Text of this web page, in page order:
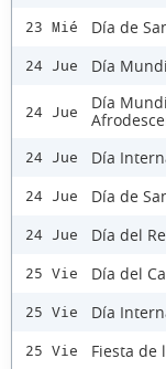
23 Mié Día de
24 Jue Día
24 Jue
Día
24 Jue Día
24 Jue Día de
24 Jue Día del
25 Vie Día del
25 Vie Día
25 Vie Fiesta de